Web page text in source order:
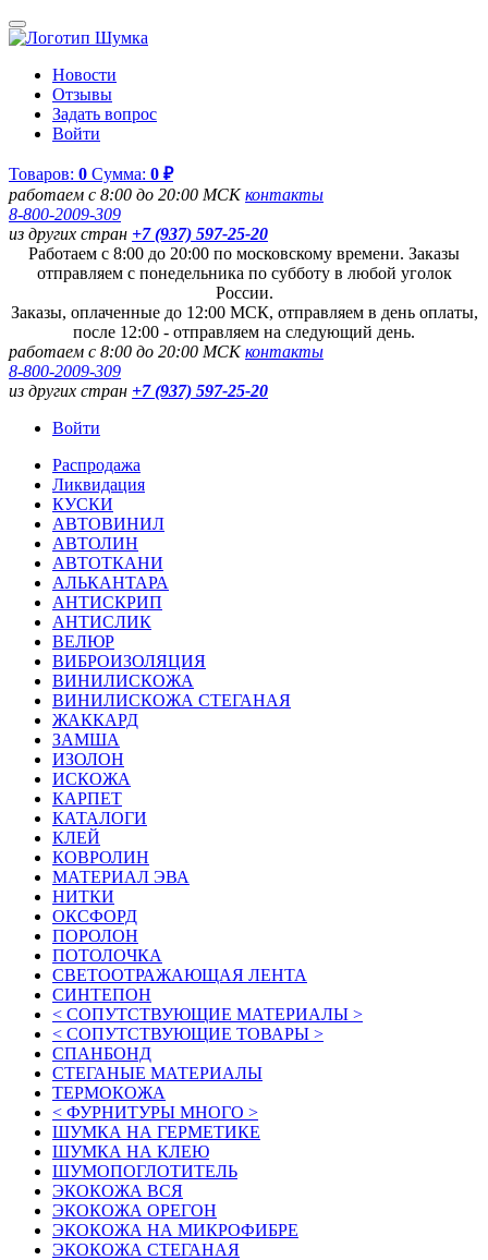
Новости
Отзывы
Задать вопрос
Войти
Товаров: 0 Сумма: 0 ₽
работаем с 8:00 до 20:00 МСКконтакты
8-800-2009-309
из других стран +7 (937) 597-25-20
Работаем с 8:00 до 20:00 по московскому времени. Заказы
отправляем с понедельника по субботу в любой уголок
России.
Заказы, оплаченные до 12:00 МСК, отправляем в день оплаты,
после 12:00 - отправляем на следующий день.
работаем с 8:00 до 20:00 МСКконтакты
8-800-2009-309
из других стран +7 (937) 597-25-20
Войти
Распродажа
Ликвидация
КУСКИ
АВТОВИНИЛ
АВТОЛИН
АВТОТКАНИ
АЛЬКАНТАРА
АНТИСКРИП
АНТИСЛИК
ВЕЛЮР
ВИБРОИЗОЛЯЦИЯ
ВИНИЛИСКОЖА
ВИНИЛИСКОЖА СТЕГАНАЯ
ЖАККАРД
ЗАМША
ИЗОЛОН
ИСКОЖА
КАРПЕТ
КАТАЛОГИ
КЛЕЙ
КОВРОЛИН
МАТЕРИАЛ ЭВА
НИТКИ
ОКСФОРД
ПОРОЛОН
ПОТОЛОЧКА
СВЕТООТРАЖАЮЩАЯ ЛЕНТА
СИНТЕПОН
< СОПУТСТВУЮЩИЕ МАТЕРИАЛЫ >
< СОПУТСТВУЮЩИЕ ТОВАРЫ >
СПАНБОНД
СТЕГАНЫЕ МАТЕРИАЛЫ
ТЕРМОКОЖА
< ФУРНИТУРЫ МНОГО >
ШУМКА НА ГЕРМЕТИКЕ
ШУМКА НА КЛЕЮ
ШУМОПОГЛОТИТЕЛЬ
ЭКОКОЖА ВСЯ
ЭКОКОЖА ОРЕГОН
ЭКОКОЖА НА МИКРОФИБРЕ
ЭКОКОЖА СТЕГАНАЯ